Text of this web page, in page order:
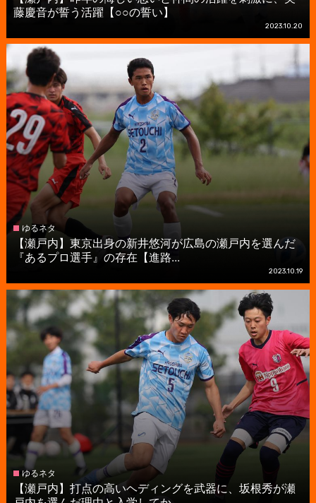
藤慶音が誓う活躍【○○の誓い】
2023.10.20
ゆるネタ
【瀬戸内】東京出身の新井悠河が広島の瀬戸内を選んだ
『あるプロ選手』の存在【進路...
2023.10.19
ゆるネタ
【瀬戸内】打点の高いヘディングを武器に、坂根秀が瀬